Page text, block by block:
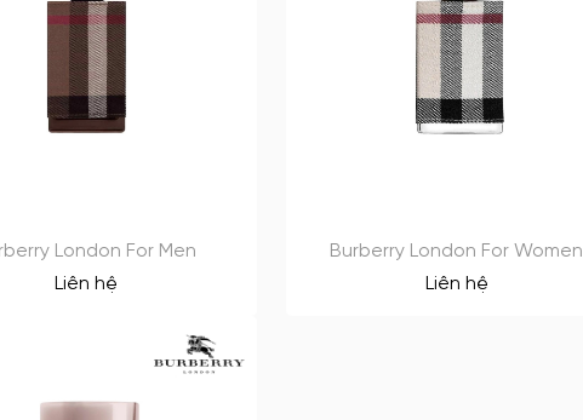
London For Men
Liên hệ
Burberry London For Women
Liên hệ